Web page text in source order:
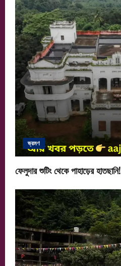
ভ্রমণ
ফেলুদার শুটিং থেকে পাহাড়ের হাতছানি!